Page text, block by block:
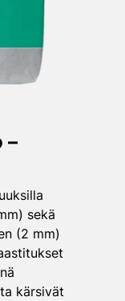
–
sekä
(2 mm)
kärsivät